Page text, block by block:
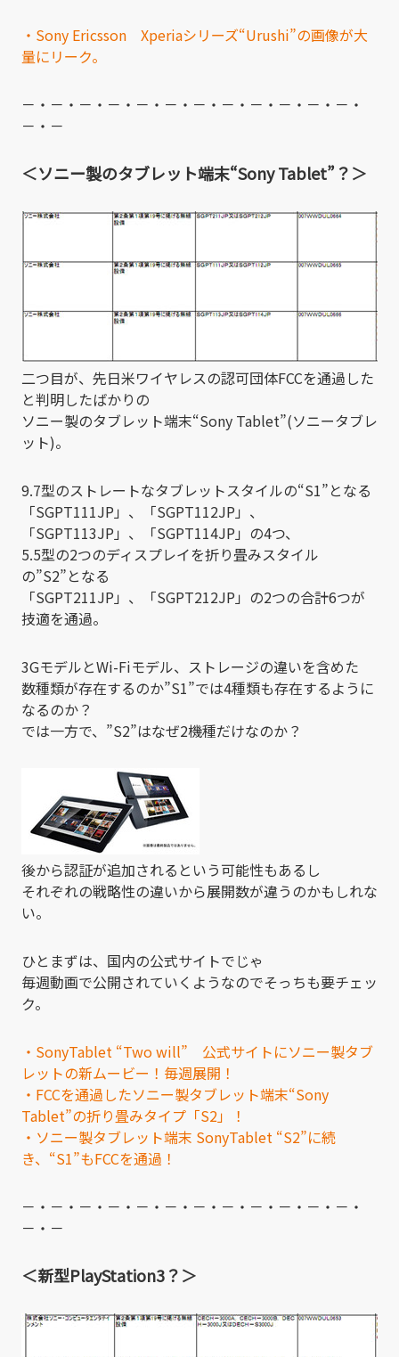
・Sony Ericsson Xperiaシリーズ“Urushi”の画像が大
量にリーク。
－・－・－・－・－・－・－・－・－・－・－・－・
－・－
＜ソニー製のタブレット端末“Sony Tablet”？＞
二つ目が、先日米ワイヤレスの認可団体FCCを通過した
と判明したばかりの
ソニー製のタブレット端末“Sony Tablet”(ソニータブレ
ット)。
9.7型のストレートなタブレットスタイルの“S1”となる
「SGPT111JP」、「SGPT112JP」、
「SGPT113JP」、「SGPT114JP」の4つ、
5.5型の2つのディスプレイを折り畳みスタイル
の”S2”となる
「SGPT211JP」、「SGPT212JP」の2つの合計6つが
技適を通過。
3GモデルとWi-Fiモデル、ストレージの違いを含めた
数種類が存在するのか”S1”では4種類も存在するように
なるのか？
では一方で、”S2”はなぜ2機種だけなのか？
後から認証が追加されるという可能性もあるし
それぞれの戦略性の違いから展開数が違うのかもしれな
い。
ひとまずは、国内の公式サイトでじゃ
毎週動画で公開されていくようなのでそっちも要チェッ
ク。
・SonyTablet “Two will” 公式サイトにソニー製タブ
レットの新ムービー！毎週展開！
・FCCを通過したソニー製タブレット端末“Sony
Tablet”の折り畳みタイプ「S2」！
・ソニー製タブレット端末 SonyTablet “S2”に続
き、“S1”もFCCを通過！
－・－・－・－・－・－・－・－・－・－・－・－・
－・－
＜新型PlayStation3？＞